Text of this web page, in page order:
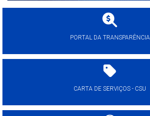
PORTAL DA TRANSPARÊNCIA
CARTA DE SERVIÇOS - CSU